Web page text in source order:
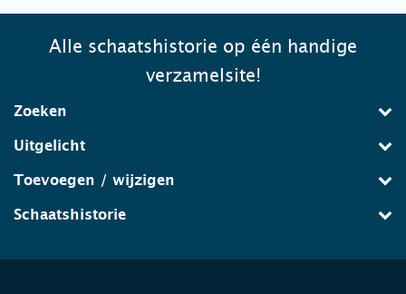
Alle schaatshistorie op één handige
verzamelsite!
Zoeken
Uitgelicht
Toevoegen / wijzigen
Schaatshistorie